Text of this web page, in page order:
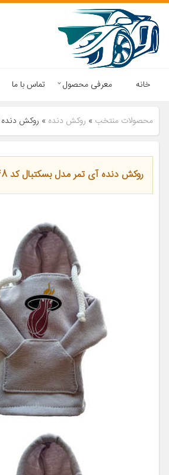
خانه معرفی محصول تماس با ما
محصولات منتخب » روکش دنده » روکش دنده
روکش دنده آی تمر مدل بسکتبال کد 248